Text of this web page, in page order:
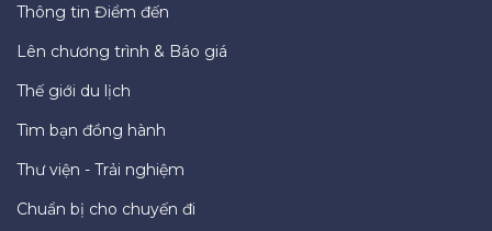
Thông tin Điểm đến
Lên chương trình & Báo giá
Thế giới du lịch
Tìm bạn đồng hành
Thư viện - Trải nghiệm
Chuẩn bị cho chuyến đi